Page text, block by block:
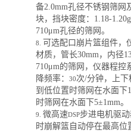
备2.0mm孔径不锈钢筛网
块，挡块密度： 1.18-
710μm孔径的筛网。
8. 可选配口崩片篮组件，
材质，管长30mm，内径
710μm的筛网，仪器程控
降频率：30次/分钟，上下
到低位置时筛网在水面下
时筛网在水面下5±1mm。
9.微高速DSP步进电机驱
时崩解篮自动停在最高位